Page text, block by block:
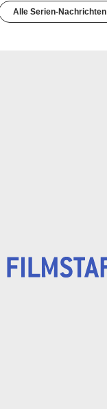
Alle Serien-Nachrichten